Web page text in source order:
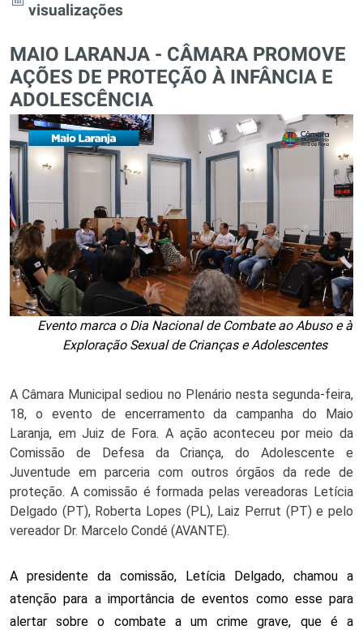
visualizações
MAIO LARANJA - CÂMARA PROMOVE
AÇÕES DE PROTEÇÃO À INFÂNCIA E
ADOLESCÊNCIA
Evento marca o Dia Nacional de Combate ao Abuso e à
Exploração Sexual de Crianças e Adolescentes
A Câmara Municipal sediou no Plenário nesta segunda-feira,
18, o evento de encerramento da campanha do Maio
Laranja, em Juiz de Fora. A ação aconteceu por meio da
Comissão de Defesa da Criança, do Adolescente e
Juventude em parceria com outros órgãos da rede de
proteção. A comissão é formada pelas vereadoras Letícia
Delgado (PT), Roberta Lopes (PL), Laiz Perrut (PT) e pelo
vereador Dr. Marcelo Condé (AVANTE).
A presidente da comissão, Letícia Delgado, chamou a
atenção para a importância de eventos como esse para
alertar sobre o combate a um crime grave, que é a